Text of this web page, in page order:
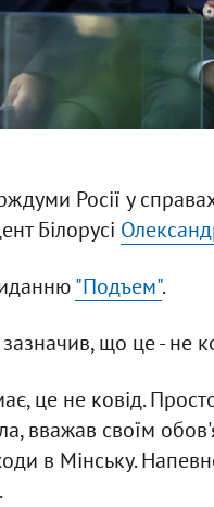
Росії у
Білорусі
"Подъем".
що це - не
це не ковід.
вважав своїм
в Мінську.